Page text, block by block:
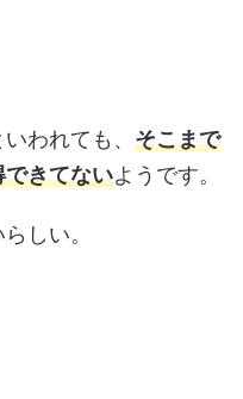
いわれても、 そこまで
きてないようです。
しい。